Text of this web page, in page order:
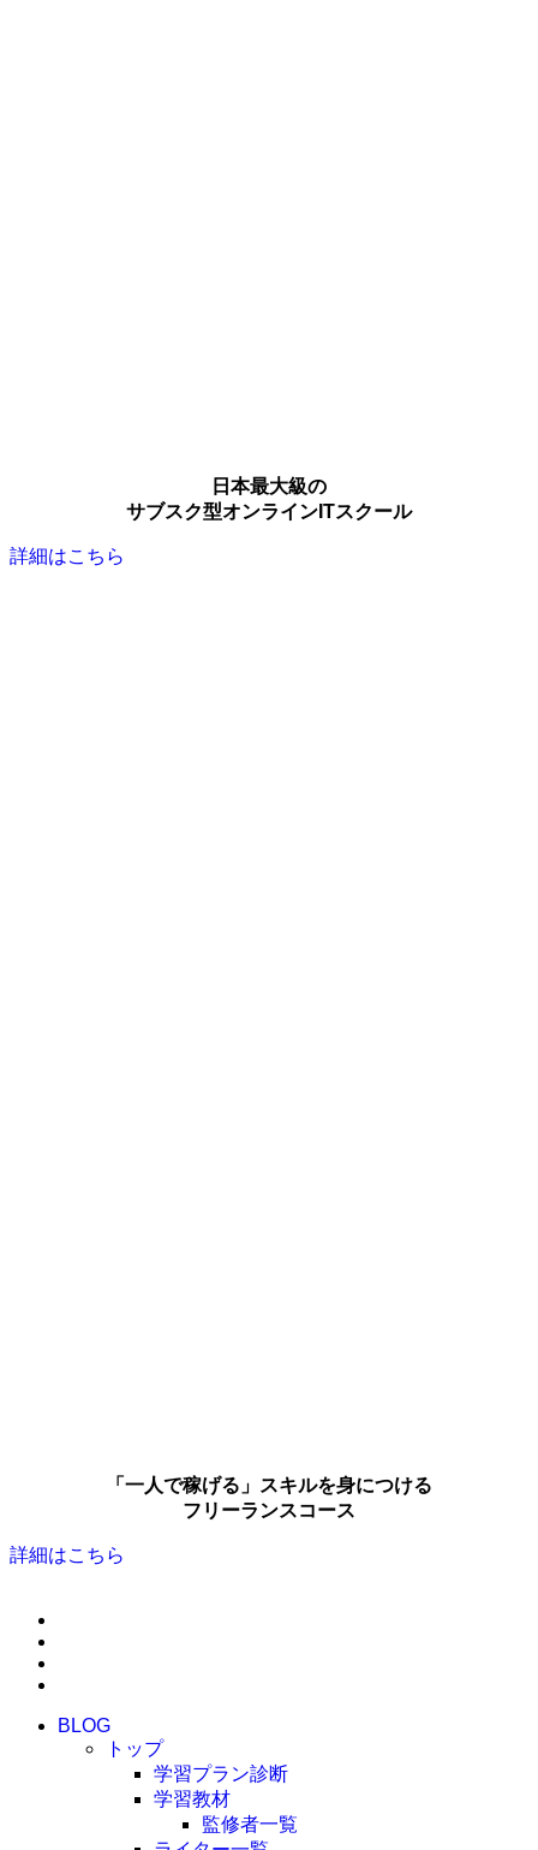
日本最大級の
サブスク型オンラインITスクール
詳細はこちら
「一人で稼げる」スキルを身につける
フリーランスコース
詳細はこちら
BLOG
トップ
学習プラン診断
学習教材
監修者一覧